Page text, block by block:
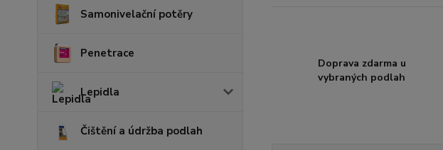
Samonivelační potěry
Penetrace
Lepidla
Čištění a údržba podlah
Doprava zdarma u
vybraných podlah